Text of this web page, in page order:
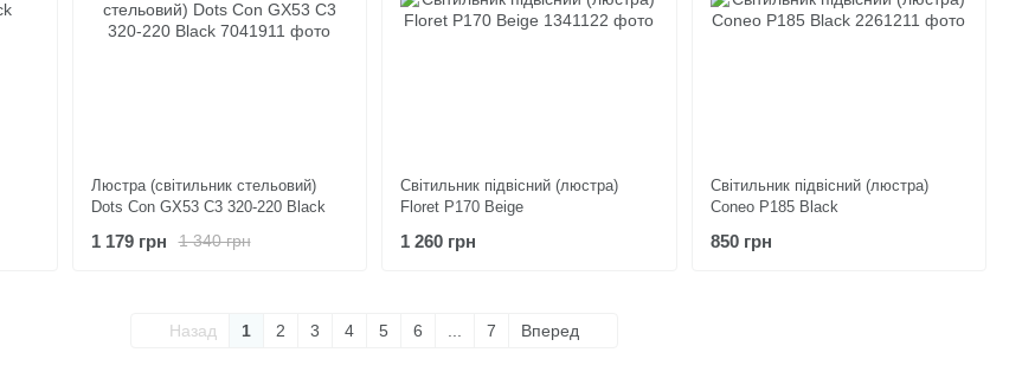
Люстра (світильник стельовий)
Dots Con GX53 C3 320-220 Black
1 340 грн
1 179 грн
Світильник підвісний (люстра)
Floret P170 Beige
1 260 грн
Світильник підвісний (люстра)
Coneo P185 Black
850 грн
Назад 1 2 3 4 5 6 7 Вперед